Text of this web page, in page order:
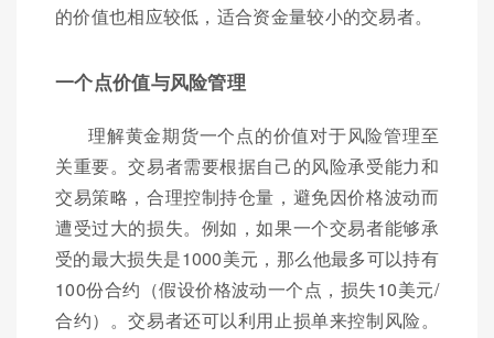
的价值也相应较低，适合资金量较小的交易者。
一个点价值与风险管理
理解黄金期货一个点的价值对于风险管理至
关重要。交易者需要根据自己的风险承受能力和
交易策略，合理控制持仓量，避免因价格波动而
遭受过大的损失。例如，如果一个交易者能够承
受的最大损失是1000美元，那么他最多可以持有
100份合约（假设价格波动一个点，损失10美元/
合约）。交易者还可以利用止损单来控制风险。